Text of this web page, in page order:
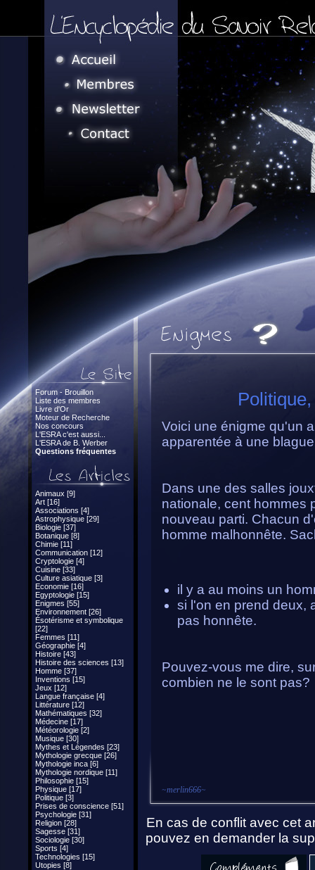
Forum - Brouillon
Liste des membres
Livre d'Or
Moteur de Recherche
Nos concours
L'ESRA c'est aussi...
L'ESRA de B. Werber
Questions fréquentes
Animaux [9]
Art [16]
Associations [4]
Astrophysique [29]
Biologie [37]
Botanique [8]
Chimie [11]
Communication [12]
Cryptologie [4]
Cuisine [33]
Culture asiatique [3]
Economie [16]
Egyptologie [15]
Enigmes [55]
Environnement [26]
Ésotérisme et symbolique
[22]
Femmes [11]
Géographie [4]
Histoire [43]
Histoire des sciences [13]
Homme [37]
Inventions [15]
Jeux [12]
Langue française [4]
Littérature [12]
Mathématiques [32]
Médecine [17]
Météorologie [2]
Musique [30]
Mythes et Légendes [23]
Mythologie grecque [26]
Mythologie inca [6]
Mythologie nordique [11]
Philosophie [15]
Physique [17]
Politique [3]
Prises de conscience [51]
Psychologie [31]
Religion [28]
Sagesse [31]
Sociologie [30]
Sports [4]
Technologies [15]
Utopies [8]
Voici une énigme qu'un
apparentée à une
Dans une des salles
nationale, cent hommes
nouveau parti. Chacun
homme malhonnête.
il y a au moins un
si l'on en prend deux,
pas honnête.
Pouvez-vous me dire,
combien ne le sont pas?
~merlin666~
En cas de conflit avec cet
pouvez en demander la